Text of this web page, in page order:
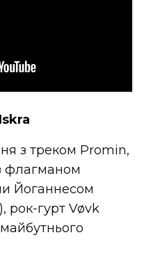
з треком Promin,
флагманом
Йоганнесом
рок-гурт Vøvk